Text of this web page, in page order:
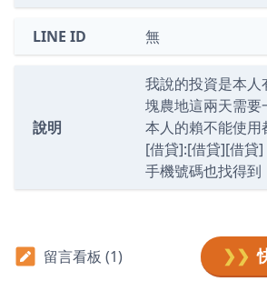
LINE ID 無
說明
我說的投資是本人
塊農地這兩天需要
本人的賴不能使用
[借貸]:[借貸][借貸]
手機號碼也找得到
留言看板 (1) ❯❯